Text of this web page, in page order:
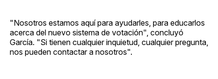
"Nosotros estamos aquí para ayudarles, para educarlos
acerca del nuevo sistema de votación", concluyó
García. "Si tienen cualquier inquietud, cualquier pregunta,
nos pueden contactar a nosotros".